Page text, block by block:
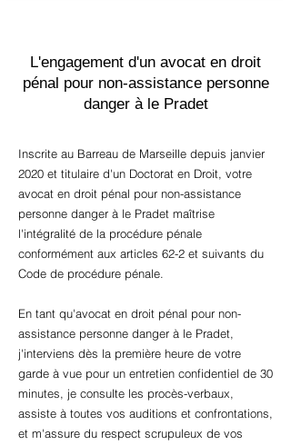
L'engagement d'un avocat en droit
pénal pour non-assistance personne
danger à le Pradet
Inscrite au Barreau de Marseille depuis janvier
2020 et titulaire d'un Doctorat en Droit, votre
avocat en droit pénal pour non-assistance
personne danger à le Pradet maîtrise
l'intégralité de la procédure pénale
conformément aux articles 62-2 et suivants du
Code de procédure pénale.
En tant qu'avocat en droit pénal pour non-
assistance personne danger à le Pradet,
j'interviens dès la première heure de votre
garde à vue pour un entretien confidentiel de 30
minutes, je consulte les procès-verbaux,
assiste à toutes vos auditions et confrontations,
et m'assure du respect scrupuleux de vos